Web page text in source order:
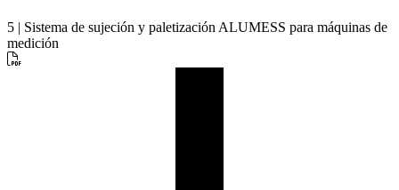
5 | Sistema de sujeción y paletización ALUMESS para máquinas de
medición